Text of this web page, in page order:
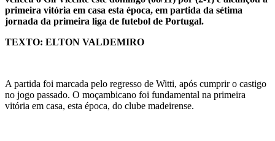
primeira vitória em casa esta época, em partida da sétima
jornada da primeira liga de futebol de Portugal.
TEXTO: ELTON VALDEMIRO
A partida foi marcada pelo regresso de Witti, após cumprir o castigo
no jogo passado. O moçambicano foi fundamental na primeira
vitória em casa, esta época, do clube madeirense.